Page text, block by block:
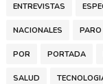
ENTREVISTAS
NACIONALES PARO
POR PORTADA
SALUD